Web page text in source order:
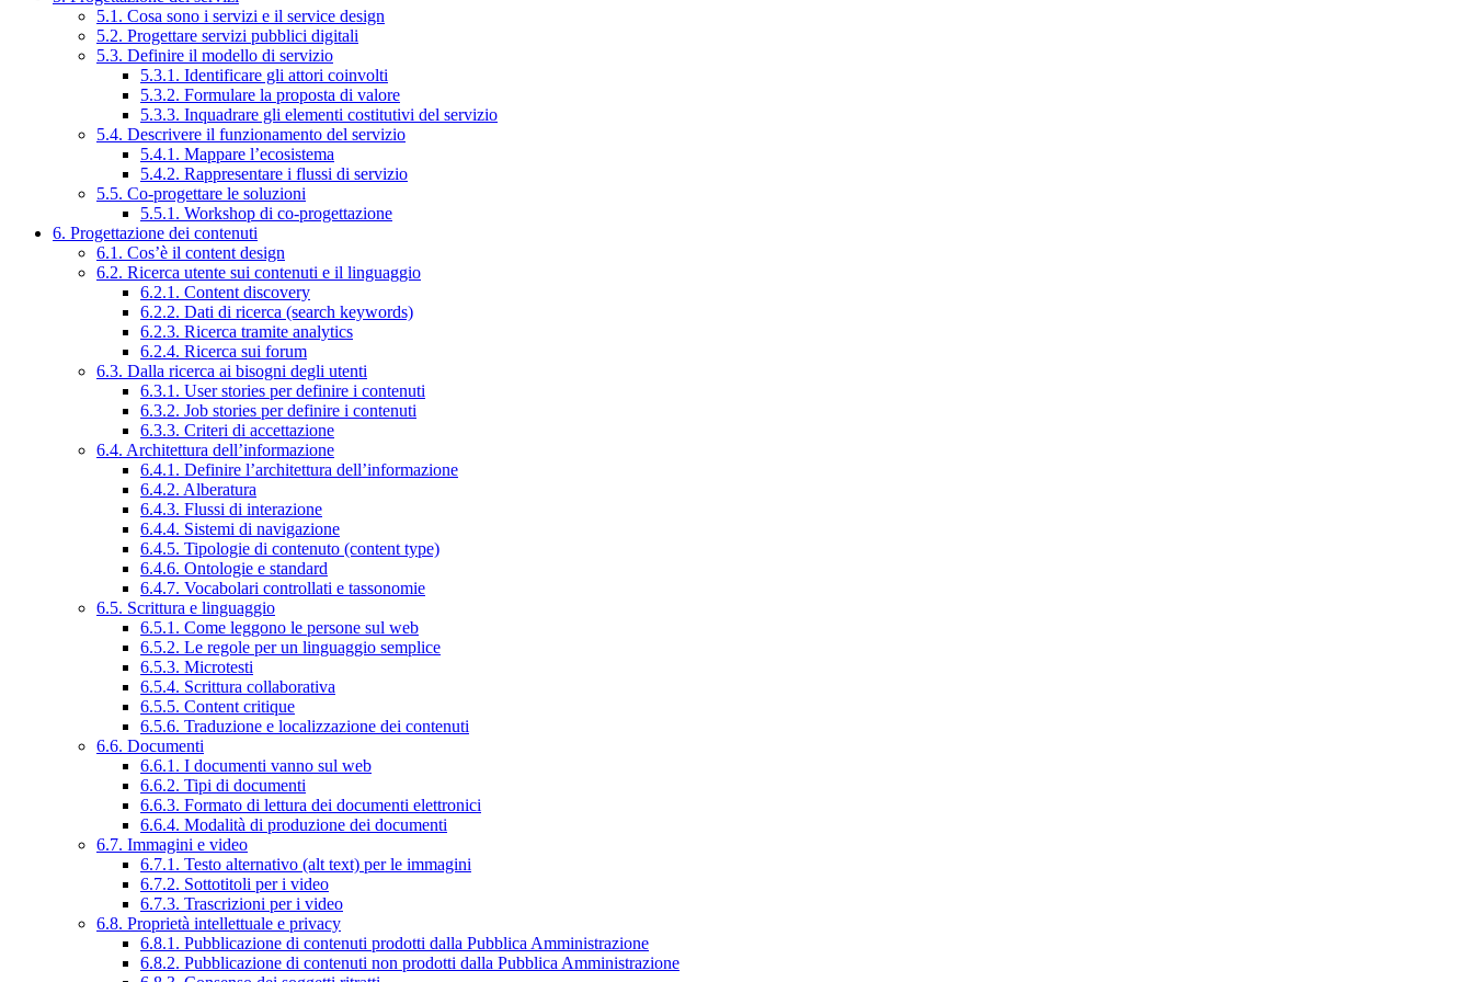
5.1. Cosa sono i servizi e il service design
5.2. Progettare servizi pubblici digitali
5.3. Definire il modello di servizio
5.3.1. Identificare gli attori coinvolti
5.3.2. Formulare la proposta di valore
5.3.3. Inquadrare gli elementi costitutivi del servizio
5.4. Descrivere il funzionamento del servizio
5.4.1. Mappare l’ecosistema
5.4.2. Rappresentare i flussi di servizio
5.5. Co-progettare le soluzioni
5.5.1. Workshop di co-progettazione
6. Progettazione dei contenuti
6.1. Cos’è il content design
6.2. Ricerca utente sui contenuti e il linguaggio
6.2.1. Content discovery
6.2.2. Dati di ricerca (search keywords)
6.2.3. Ricerca tramite analytics
6.2.4. Ricerca sui forum
6.3. Dalla ricerca ai bisogni degli utenti
6.3.1. User stories per definire i contenuti
6.3.2. Job stories per definire i contenuti
6.3.3. Criteri di accettazione
6.4. Architettura dell’informazione
6.4.1. Definire l’architettura dell’informazione
6.4.2. Alberatura
6.4.3. Flussi di interazione
6.4.4. Sistemi di navigazione
6.4.5. Tipologie di contenuto (content type)
6.4.6. Ontologie e standard
6.4.7. Vocabolari controllati e tassonomie
6.5. Scrittura e linguaggio
6.5.1. Come leggono le persone sul web
6.5.2. Le regole per un linguaggio semplice
6.5.3. Microtesti
6.5.4. Scrittura collaborativa
6.5.5. Content critique
6.5.6. Traduzione e localizzazione dei contenuti
6.6. Documenti
6.6.1. I documenti vanno sul web
6.6.2. Tipi di documenti
6.6.3. Formato di lettura dei documenti elettronici
6.6.4. Modalità di produzione dei documenti
6.7. Immagini e video
6.7.1. Testo alternativo (alt text) per le immagini
6.7.2. Sottotitoli per i video
6.7.3. Trascrizioni per i video
6.8. Proprietà intellettuale e privacy
6.8.1. Pubblicazione di contenuti prodotti dalla Pubblica Amministrazione
6.8.2. Pubblicazione di contenuti non prodotti dalla Pubblica Amministrazione